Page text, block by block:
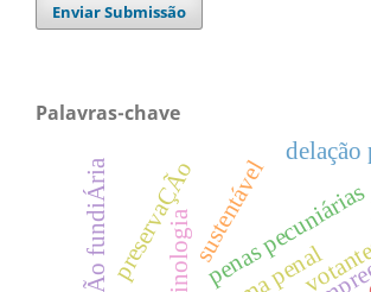
Enviar Submissão
Palavras-chave
penas pecuniárias
preservaÇÃosustentável
delação